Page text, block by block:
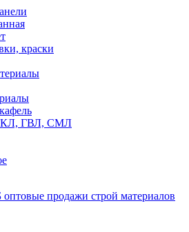
краски
ГВЛ, СМЛ
оптовые продажи строй материалов